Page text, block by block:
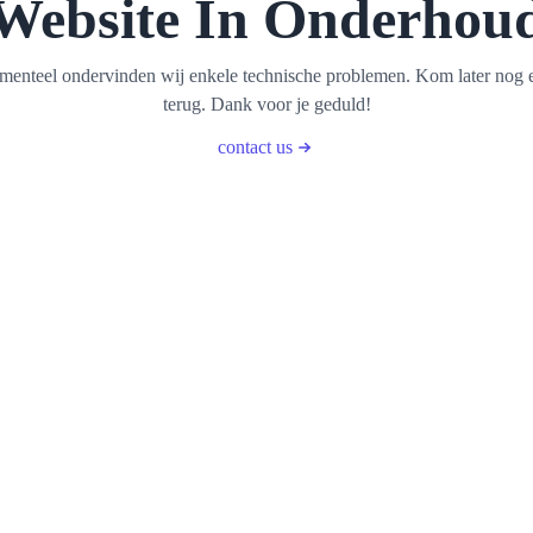
In
ondervinden wij enkele technische problemen. Kom later nog
terug. Dank voor je geduld!
contact us